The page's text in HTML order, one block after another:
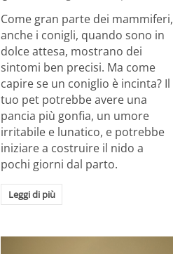
Come gran parte dei mammiferi,
anche i conigli, quando sono in
dolce attesa, mostrano dei
sintomi ben precisi. Ma come
capire se un coniglio è incinta? Il
tuo pet potrebbe avere una
pancia più gonfia, un umore
irritabile e lunatico, e potrebbe
iniziare a costruire il nido a
pochi giorni dal parto.
Leggi di più